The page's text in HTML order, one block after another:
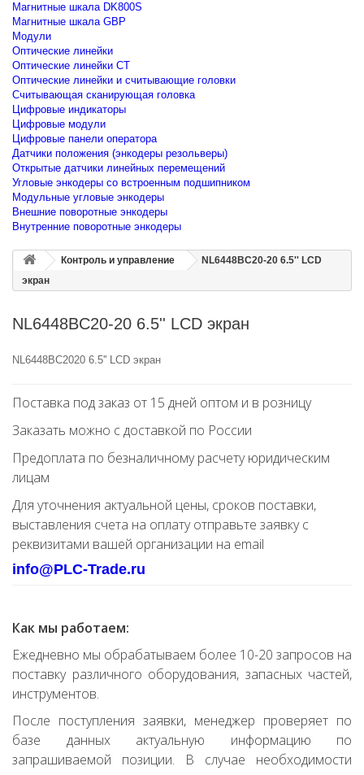
Магнитные шкала DK800S
Магнитные шкала GBP
Модули
Оптические линейки
Оптические линейки CT
Оптические линейки и считывающие головки
Считывающая сканирующая головка
Цифровые индикаторы
Цифровые модули
Цифровые панели оператора
Датчики положения (энкодеры резольверы)
Открытые датчики линейных перемещений
Угловые энкодеры со встроенным подшипником
Модульные угловые энкодеры
Внешние поворотные энкодеры
Внутренние поворотные энкодеры
Контроль и управление
NL6448BC20-20 6.5'' LCD
экран
NL6448BC20-20 6.5'' LCD экран
NL6448BC2020 6.5'' LCD экран
Поставка под заказ от 15 дней оптом и в розницу
Заказать можно с доставкой по России
Предоплата по безналичному расчету юридическим
лицам
Для уточнения актуальной цены, сроков поставки,
выставления счета на оплату отправьте заявку с
реквизитами вашей организации на email
info@PLC-Trade.ru
Как мы работаем:
Ежедневно мы обрабатываем более 10-20 запросов на
поставку различного оборудования, запасных частей,
инструментов.
После поступления заявки, менеджер проверяет по
базе данных актуальную информацию по
запрашиваемой позиции. В случае необходимости